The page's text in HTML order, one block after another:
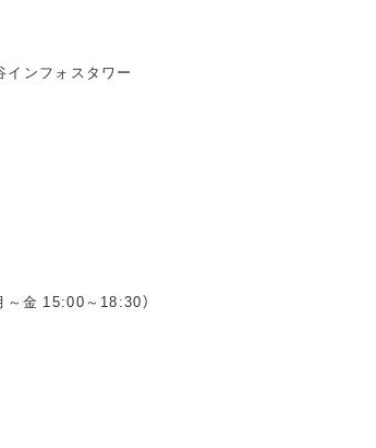
ンフォスタワー
金 15:00～18:30）